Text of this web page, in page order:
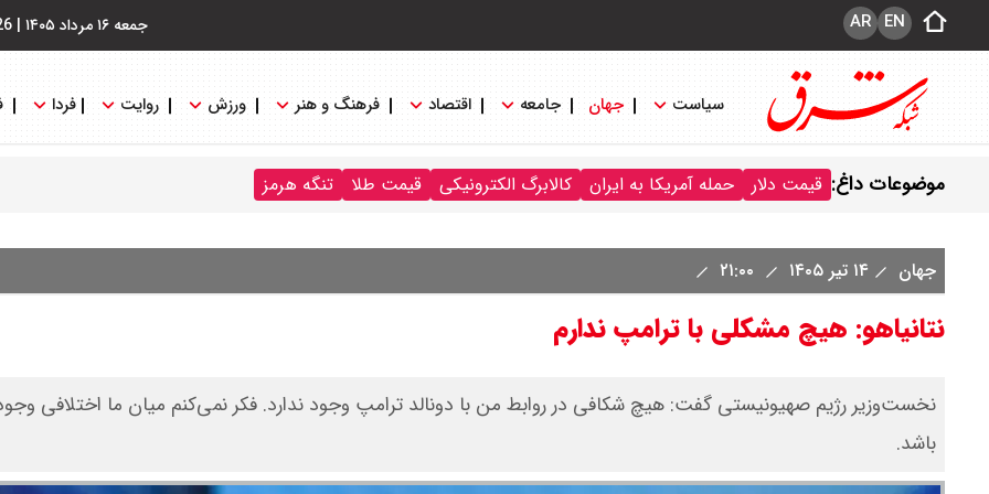
جمعه ۱۶ مرداد ۱۴۰۵ | EN
AR
سیاست جهان جامعه اقتصاد فرهنگ و هنر ورزش روایت فردا
موضوعات داغ: قیمت دلار حمله آمریکا به ایران کالابرگ الکترونیکی قیمت طلا تنگه هرمز
جهان ۱۴ تیر ۱۴۰۵
نتانیاهو: هیچ مشکلی با ترامپ ندارم
نخست‌وزیر رژیم صهیونیستی گفت: هیچ شکافی در روابط من با دونالد ترامپ وجود ندارد. فکر نمی‌کنم میان ما اختلافی
باشد.